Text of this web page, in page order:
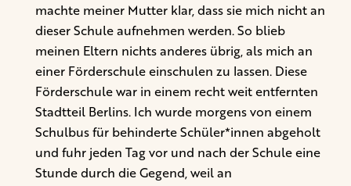
machte meiner Mutter klar, dass sie mich nicht an
dieser Schule aufnehmen werden. So blieb
meinen Eltern nichts anderes übrig, als mich an
einer Förderschule einschulen zu lassen. Diese
Förderschule war in einem recht weit entfernten
Stadtteil Berlins. Ich wurde morgens von einem
Schulbus für behinderte Schüler*innen abgeholt
und fuhr jeden Tag vor und nach der Schule eine
Stunde durch die Gegend, weil an